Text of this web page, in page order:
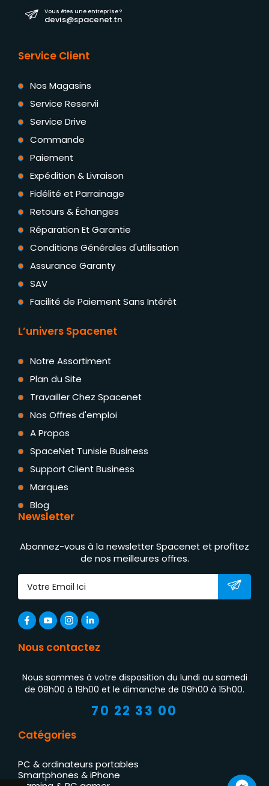
Vous êtes une entreprise ?
devis@spacenet.tn
Service Client
Nos Magasins
Service Reservii
Service Drive
Commande
Paiement
Expédition & Livraison
Fidélité et Parrainage
Retours & Échanges
Réparation Et Garantie
Conditions Générales d'utilisation
Assurance Garanty
SAV
Facilité de Paiement Sans Intérêt
L’univers Spacenet
Notre Assortiment
Plan du Site
Travailler Chez Spacenet
Nos Offres d'emploi
A Propos
SpaceNet Tunisie Business
Support Client Business
Marques
Blog
Newsletter
Abonnez-vous à la newsletter Spacenet et profitez
de nos meilleures offres.
Nous contactez
Nous sommes à votre disposition du lundi au samedi
de 08h00 à 19h00 et le dimanche de 09h00 à 15h00.
70 22 33 00
Catégories
PC & ordinateurs portables
Smartphones & iPhone